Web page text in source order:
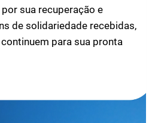
sua recuperação e
de solidariedade recebidas,
para sua pronta